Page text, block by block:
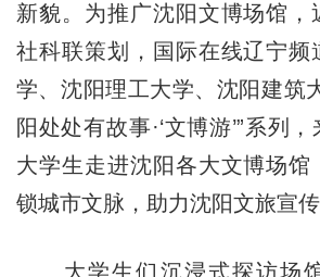
新貌。为推广沈阳文博场馆，
社科联策划，国际在线辽宁频
学、沈阳理工大学、沈阳建筑
阳处处有故事·‘文博游’”系列
大学生走进沈阳各大文博场馆
锁城市文脉，助力沈阳文旅宣传
大学生们沉浸式探访场